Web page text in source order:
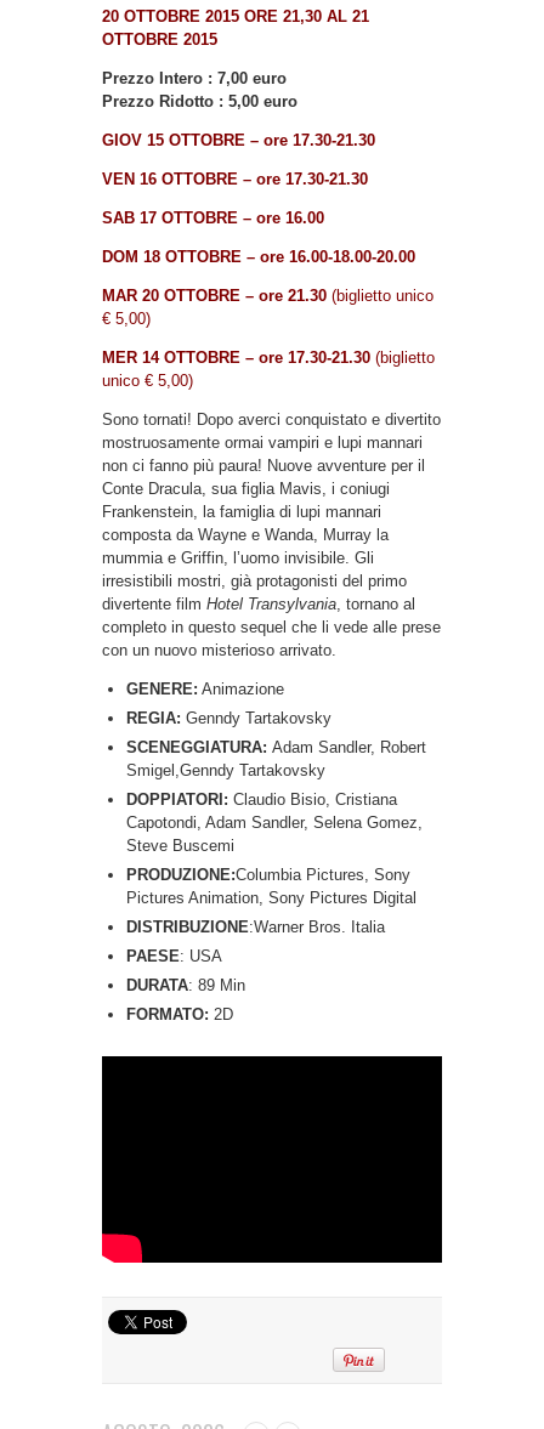
20 OTTOBRE 2015 ORE 21,30 AL 21
OTTOBRE 2015
Prezzo Intero : 7,00 euro
Prezzo Ridotto : 5,00 euro
GIOV 15 OTTOBRE – ore 17.30-21.30
VEN 16 OTTOBRE – ore 17.30-21.30
SAB 17 OTTOBRE – ore 16.00
DOM 18 OTTOBRE – ore 16.00-18.00-20.00
MAR 20 OTTOBRE – ore 21.30 (biglietto unico
€ 5,00)
MER 14 OTTOBRE – ore 17.30-21.30 (biglietto
unico € 5,00)
Sono tornati! Dopo averci conquistato e divertito
mostruosamente ormai vampiri e lupi mannari
non ci fanno più paura! Nuove avventure per il
Conte Dracula, sua figlia Mavis, i coniugi
Frankenstein, la famiglia di lupi mannari
composta da Wayne e Wanda, Murray la
mummia e Griffin, l’uomo invisibile. Gli
irresistibili mostri, già protagonisti del primo
divertente film Hotel Transylvania , tornano al
completo in questo sequel che li vede alle prese
con un nuovo misterioso arrivato.
GENERE: Animazione
REGIA: Genndy Tartakovsky
SCENEGGIATURA: Adam Sandler, Robert
Smigel,Genndy Tartakovsky
DOPPIATORI: Claudio Bisio, Cristiana
Capotondi, Adam Sandler, Selena Gomez,
Steve Buscemi
PRODUZIONE:Columbia Pictures, Sony
Pictures Animation, Sony Pictures Digital
DISTRIBUZIONE:Warner Bros. Italia
PAESE: USA
DURATA: 89 Min
FORMATO: 2D